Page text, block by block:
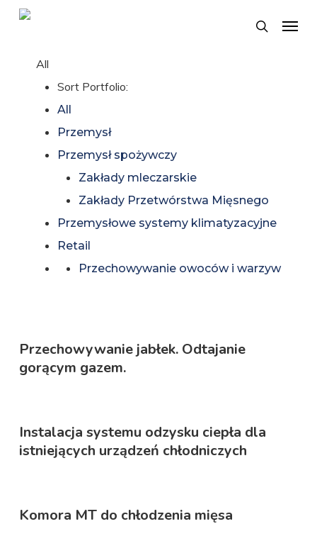
Skip
search
Menu
All
Sort Portfolio:
All
Przemysł
Przemysł spożywczy
Zakłady mleczarskie
Zakłady Przetwórstwa Mięsnego
Przemysłowe systemy klimatyzacyjne
Retail
Przechowywanie owoców i warzyw
Przechowywanie jabłek. Odtajanie
gorącym gazem.
Instalacja systemu odzysku ciepła dla
istniejących urządzeń chłodniczych
Komora MT do chłodzenia mięsa